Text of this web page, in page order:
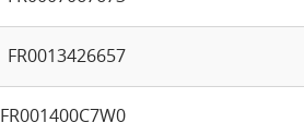
FR0013426657
FR001400C7W0